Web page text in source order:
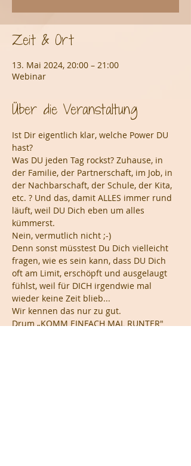
Zeit & Ort
13. Mai 2024, 20:00 – 21:00
Webinar
Über die Veranstaltung
Ist Dir eigentlich klar, welche Power DU
hast?
Was DU jeden Tag rockst? Zuhause, in
der Familie, der Partnerschaft, im Job, in
der Nachbarschaft, der Schule, der Kita,
etc. ? Und das, damit ALLES immer rund
läuft, weil DU Dich eben um alles
kümmerst.
Nein, vermutlich nicht ;-)
Denn sonst müsstest Du Dich vielleicht
fragen, wie es sein kann, dass DU Dich
oft am Limit, erschöpft und ausgelaugt
fühlst, weil für DICH irgendwie mal
wieder keine Zeit blieb...
Wir kennen das nur zu gut.
Drum „KOMM EINFACH MAL RUNTER"